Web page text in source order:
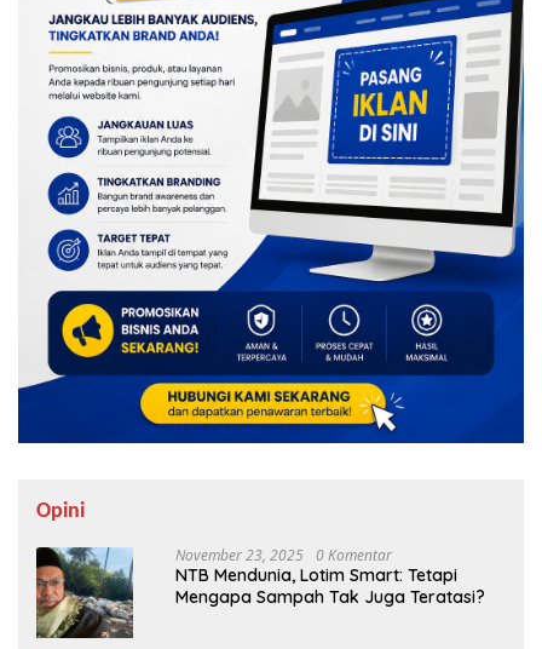
Opini
November 23, 2025 0 Komentar
NTB Mendunia, Lotim Smart: Tetapi
Mengapa Sampah Tak Juga Teratasi?